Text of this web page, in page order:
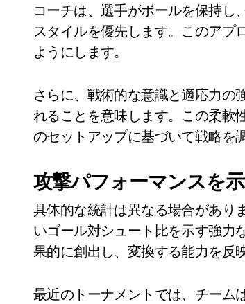
コーチは、選手がボールを保持し
スタイルを優先します。このアプ
ようにします。
さらに、戦術的な意識と適応力の
れることを意味します。この柔軟
のセットアップに基づいて戦略を
攻撃パフォーマンスを
具体的な統計は異なる場合があり
いゴール対シュート比を示す強力
果的に創出し、変換する能力を反
最近のトーナメントでは、チーム